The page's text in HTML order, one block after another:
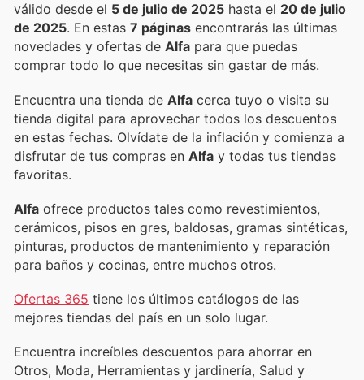
válido desde el 5 de julio de 2025 hasta el 20 de julio
de 2025 . En estas 7 páginas encontrarás las últimas
novedades y ofertas de Alfa para que puedas
comprar todo lo que necesitas sin gastar de más.
Encuentra una tienda de Alfa cerca tuyo o visita su
tienda digital para aprovechar todos los descuentos
en estas fechas. Olvídate de la inflación y comienza a
disfrutar de tus compras en Alfa y todas tus tiendas
favoritas.
Alfa ofrece productos tales como revestimientos,
cerámicos, pisos en gres, baldosas, gramas sintéticas,
pinturas, productos de mantenimiento y reparación
para baños y cocinas, entre muchos otros.
Ofertas 365 tiene los últimos catálogos de las
mejores tiendas del país en un solo lugar.
Encuentra increíbles descuentos para ahorrar en
Otros, Moda, Herramientas y jardinería, Salud y